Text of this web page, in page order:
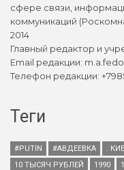
сфере связи,
коммуникаций
2014
Главный редактор и
Email редакции:
Телефон редакции:
Теги
#PUTIN #АВДЕЕВКА .
10 ТЫСЯЧ РУБЛЕЙ
1990